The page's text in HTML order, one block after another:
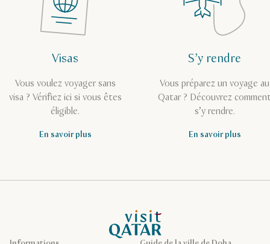
Visas
Vous voulez voyager sans
visa ? Vérifiez ici si vous êtes
éligible.
En savoir plus
S’y rendre
Vous préparez un voyage au
Qatar ? Découvrez
s’y rendre.
En savoir plus
Page d’accueil de Visit Qatar